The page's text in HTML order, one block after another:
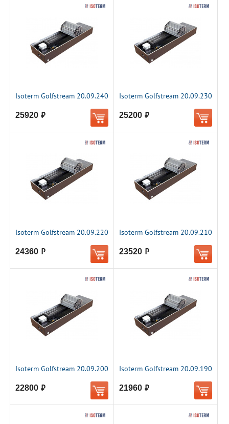
Isoterm Golfstream 20.09.240
25920 руб.
Isoterm Golfstream 20.09.230
25200 руб.
Isoterm Golfstream 20.09.220
24360 руб.
Isoterm Golfstream 20.09.210
23520 руб.
Isoterm Golfstream 20.09.200
22800 руб.
Isoterm Golfstream 20.09.190
21960 руб.